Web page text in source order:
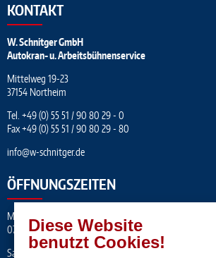
KONTAKT
W. Schnitger GmbH
Autokran- u. Arbeitsbühnenservice
Mittelweg 19-23
37154 Northeim
Tel. +49 (0) 55 51 / 90 80 29 - 0
Fax +49 (0) 55 51 / 90 80 29 - 80
info@w-schnitger.de
ÖFFNUNGSZEITEN
Mo. – Fr.
07:00 – 17:00 Uhr
Sa.
Diese Website
benutzt Cookies!